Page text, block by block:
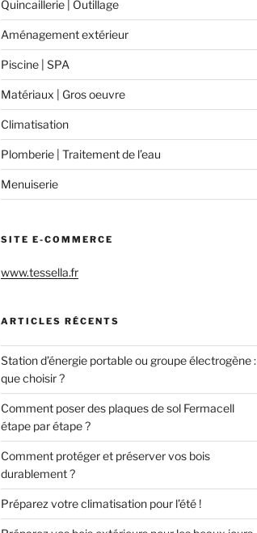
Quincaillerie | Outillage
Aménagement extérieur
Piscine | SPA
Matériaux | Gros oeuvre
Climatisation
Plomberie | Traitement de l’eau
Menuiserie
SITE E-COMMERCE
www.tessella.fr
ARTICLES RÉCENTS
Station d’énergie portable ou groupe électrogène :
que choisir ?
Comment poser des plaques de sol Fermacell
étape par étape ?
Comment protéger et préserver vos bois
durablement ?
Préparez votre climatisation pour l’été !